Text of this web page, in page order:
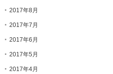
2017年8月
2017年7月
2017年6月
2017年5月
2017年4月